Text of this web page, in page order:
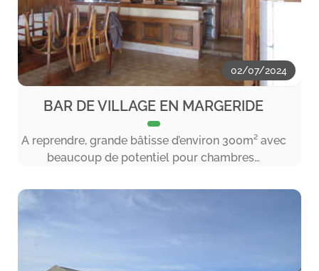
02/07/2024
BAR DE VILLAGE EN MARGERIDE
A reprendre, grande bâtisse d’environ 300m² avec
beaucoup de potentiel pour chambres…